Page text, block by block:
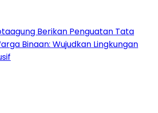
Berikan Penguatan Tata
Binaan: Wujudkan Lingkungan